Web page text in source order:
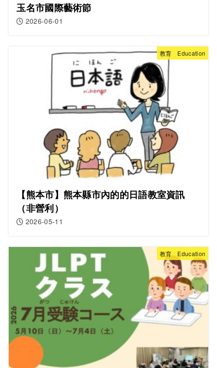
玉名市國際藝術節
2026-06-01
教育 Education
【熊本市】熊本縣市內的的日語教室資訊
（非營利）
2026-05-11
教育 Education